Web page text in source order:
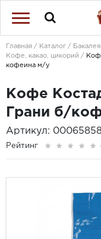
Главная Каталог
Кофе, какао, цикорий
кофеина м/у
Кофе
Грани б/
Артикул:
Рейтинг